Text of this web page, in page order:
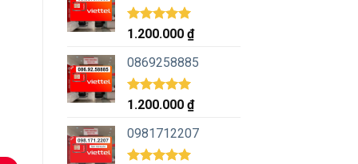
Được xếp
5 sao
1.200.000 ₫
0869258885
Được xếp
5 sao
1.200.000 ₫
0981712207